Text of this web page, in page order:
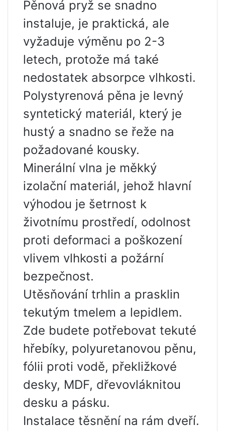
Pěnová pryž se snadno
instaluje, je praktická, ale
vyžaduje výměnu po 2-3
letech, protože má také
nedostatek absorpce vlhkosti.
Polystyrenová pěna je levný
syntetický materiál, který je
hustý a snadno se řeže na
požadované kousky.
Minerální vlna je měkký
izolační materiál, jehož hlavní
výhodou je šetrnost k
životnímu prostředí, odolnost
proti deformaci a poškození
vlivem vlhkosti a požární
bezpečnost.
Utěsňování trhlin a prasklin
tekutým tmelem a lepidlem.
Zde budete potřebovat tekuté
hřebíky, polyuretanovou pěnu,
fólii proti vodě, překližkové
desky, MDF, dřevovláknitou
desku a pásku.
Instalace těsnění na rám dveří.